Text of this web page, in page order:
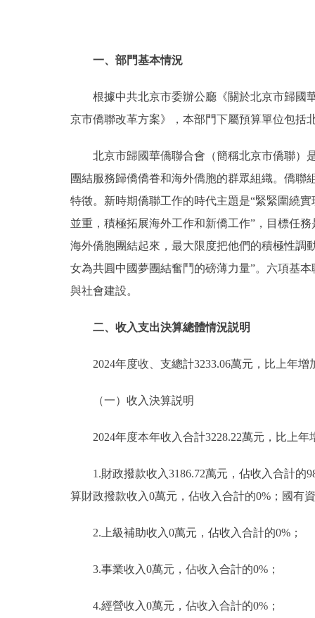
一、部門基本情況
根據中共北京市委辦公廳《關於北京市歸國
京市僑聯改革方案》，本部門下屬預算單位包括
北京市歸國華僑聯合會（簡稱北京市僑聯）
團結服務歸僑僑眷和海外僑胞的群眾組織。僑聯
特徵。新時期僑聯工作的時代主題是“緊緊圍繞
並重，積極拓展海外工作和新僑工作”，目標任
海外僑胞團結起來，最大限度把他們的積極性調
女為共圓中國夢團結奮鬥的磅薄力量”。六項基
與社會建設。
二、收入支出決算總體情況説明
2024年度收、支總計3233.06萬元，比上年增
（一）收入決算説明
2024年度本年收入合計3228.22萬元，比上年
1.財政撥款收入3186.72萬元，佔收入合計的
算財政撥款收入0萬元，佔收入合計的0%；國有
2.上級補助收入0萬元，佔收入合計的0%；
3.事業收入0萬元，佔收入合計的0%；
4.經營收入0萬元，佔收入合計的0%；